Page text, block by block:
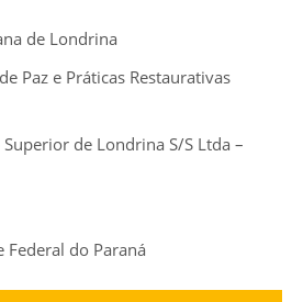
de Londrina
Paz e Práticas Restaurativas
de Londrina S/S Ltda –
Federal do Paraná